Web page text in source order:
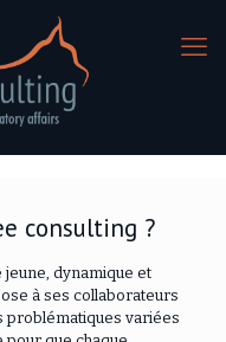
consulting ?
dynamique et
à ses collaborateurs
problématiques variées